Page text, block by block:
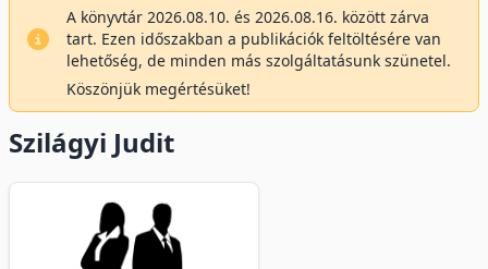
A könyvtár 2026.08.10. és 2026.08.16. között zárva
tart. Ezen időszakban a publikációk feltöltésére van
lehetőség, de minden más szolgáltatásunk szünetel.
Köszönjük megértésüket!
Szilágyi Judit